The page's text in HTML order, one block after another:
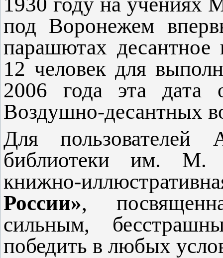
под Воронежем
парашютах десантное
12 человек для
2006 года эта дата
Воздушно-десантных
Для пользователей
библиотеки им. М.
книжно-
России»,
сильным,
победить в любых